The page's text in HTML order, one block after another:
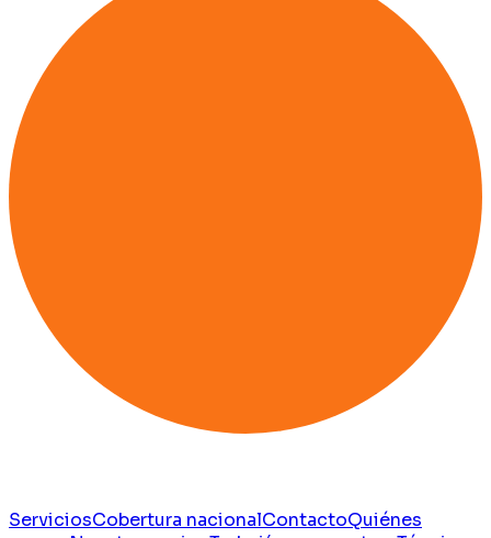
ServiciosCobertura nacionalContactoQuiénes